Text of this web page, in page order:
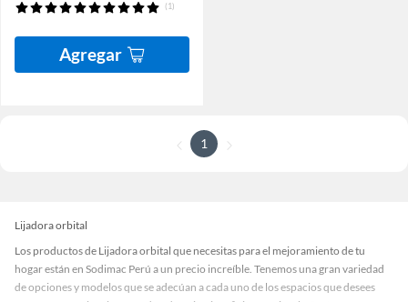
(1)
Agregar
1
Lijadora orbital
Los productos de Lijadora orbital que necesitas para el mejoramiento de tu
hogar están en Sodimac Perú a un precio increíble. Tenemos una gran variedad
de opciones y modelos que se adecúan a cada uno de los espacios que desees